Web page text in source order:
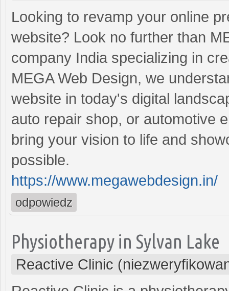
Looking to revamp your online
website? Look no further than
company India specializing in
MEGA Web Design, we
website in today's digital
auto repair shop, or automotive
bring your vision to life and
possible.
https://www.megawebdesign.in/
odpowiedz
Physiotherapy in Sylvan Lake
Reactive Clinic